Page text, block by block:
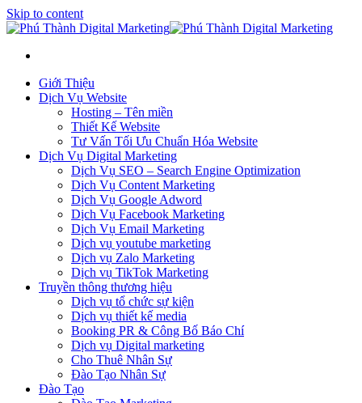
Skip to content
Giới Thiệu
Dịch Vụ Website
Hosting – Tên miền
Thiết Kế Website
Tư Vấn Tối Ưu Chuẩn Hóa Website
Dịch Vụ Digital Marketing
Dịch Vụ SEO – Search Engine Optimization
Dịch Vụ Content Marketing
Dịch Vụ Google Adword
Dịch Vụ Facebook Marketing
Dịch Vụ Email Marketing
Dịch vụ youtube marketing
Dịch vụ Zalo Marketing
Dịch vụ TikTok Marketing
Truyền thông thương hiệu
Dịch vụ tổ chức sự kiện
Dịch vụ thiết kế media
Booking PR & Công Bố Báo Chí
Dịch vụ Digital marketing
Cho Thuê Nhân Sự
Đào Tạo Nhân Sự
Đào Tạo